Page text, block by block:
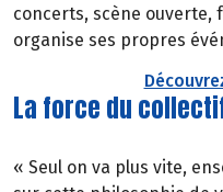
concerts, scène ouverte,
organise ses propres
La force du
« Seul on va plus vite,